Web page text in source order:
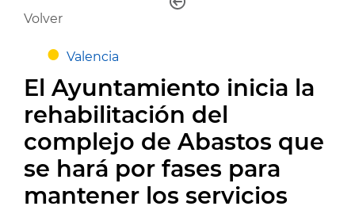
Volver
Valencia
El Ayuntamiento inicia la
rehabilitación del
complejo de Abastos que
se hará por fases para
mantener los servicios